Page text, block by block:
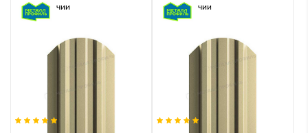
В наличии В наличии